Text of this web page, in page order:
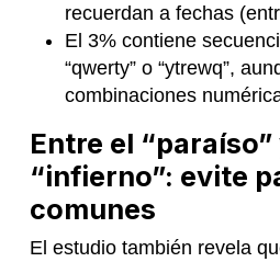
recuerdan a fechas
El 3% contiene
“qwerty” o “ytrewq”,
combinaciones
Entre el “paraíso”
“infierno”: evite
comunes
El estudio también revela